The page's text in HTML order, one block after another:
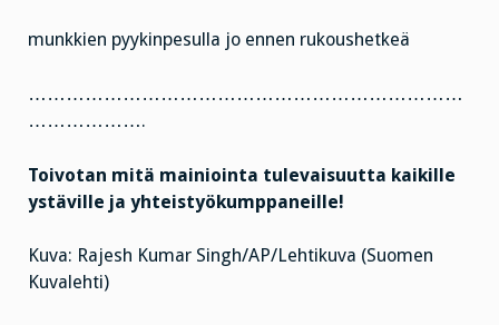
munkkien pyykinpesulla jo ennen rukoushetkeä
……………………………………………………………
……………….
Toivotan mitä mainiointa tulevaisuutta kaikille
ystäville ja yhteistyökumppaneille!
Kuva: Rajesh Kumar Singh/AP/Lehtikuva (Suomen
Kuvalehti)